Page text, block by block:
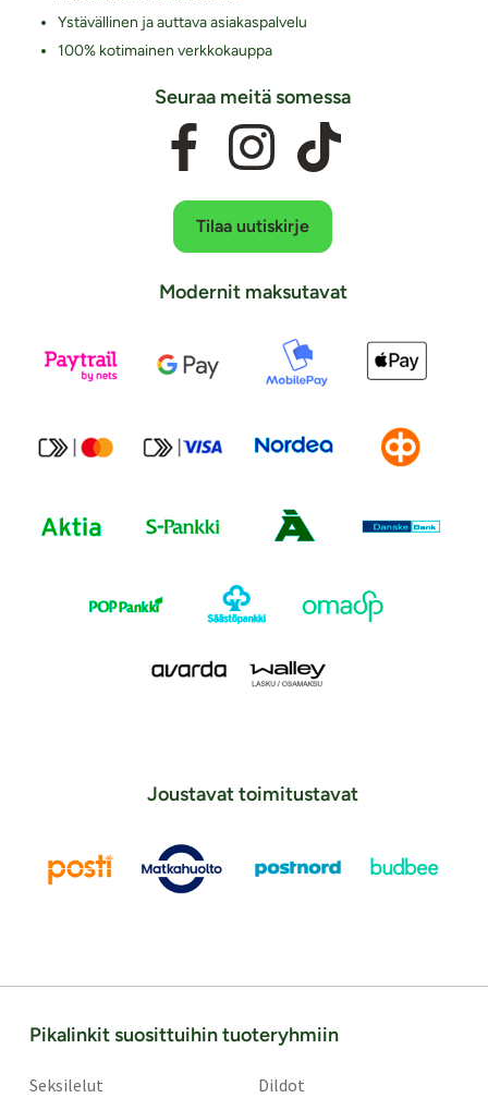
Ystävällinen ja auttava asiakaspalvelu
100% kotimainen verkkokauppa
Seuraa meitä somessa
Tilaa uutiskirje
Modernit maksutavat
Joustavat toimitustavat
Pikalinkit suosittuihin tuoteryhmiin
Seksilelut
Dildot